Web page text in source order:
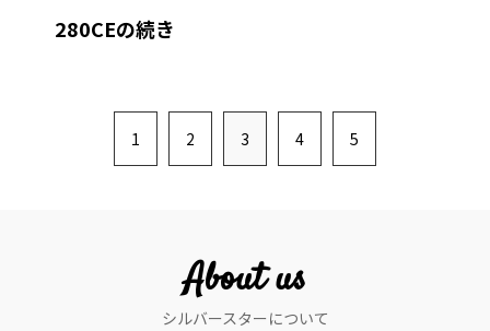
280CEの続き
1 2 3 4 5
About us
シルバースターについて